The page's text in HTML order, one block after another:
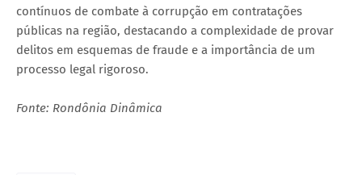
contínuos de combate à corrupção em contratações
públicas na região, destacando a complexidade de provar
delitos em esquemas de fraude e a importância de um
processo legal rigoroso.
Fonte: Rondônia Dinâmica